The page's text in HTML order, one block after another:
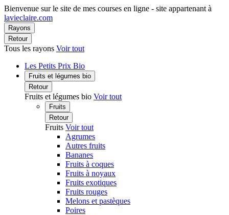
Bienvenue sur le site de mes courses en ligne - site appartenant à
lavieclaire.com
Rayons
Retour
Tous les rayons Voir tout
Les Petits Prix Bio
Fruits et légumes bio
Retour
Fruits et légumes bio Voir tout
Fruits
Retour
Fruits Voir tout
Agrumes
Autres fruits
Bananes
Fruits à coques
Fruits à noyaux
Fruits exotiques
Fruits rouges
Melons et pastèques
Poires